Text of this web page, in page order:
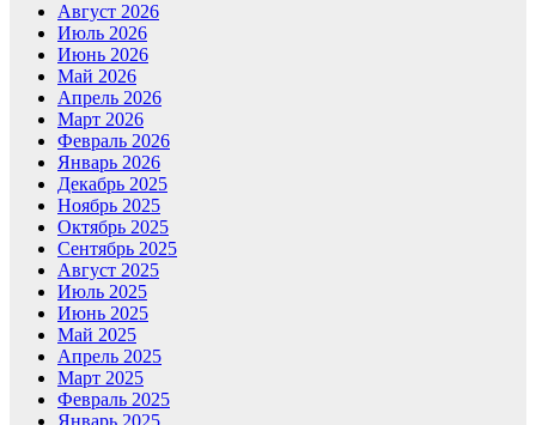
Август 2026
Июль 2026
Июнь 2026
Май 2026
Апрель 2026
Март 2026
Февраль 2026
Январь 2026
Декабрь 2025
Ноябрь 2025
Октябрь 2025
Сентябрь 2025
Август 2025
Июль 2025
Июнь 2025
Май 2025
Апрель 2025
Март 2025
Февраль 2025